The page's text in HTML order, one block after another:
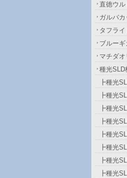
直徳ウ
ガルバ
タフラ
ブルーギ
マチダ
種光SLD
┣種光
┣種光
┣種光
┣種光
┣種光
┣種光
┣種光
┣種光